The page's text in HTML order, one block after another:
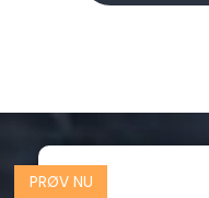
PRØV NU